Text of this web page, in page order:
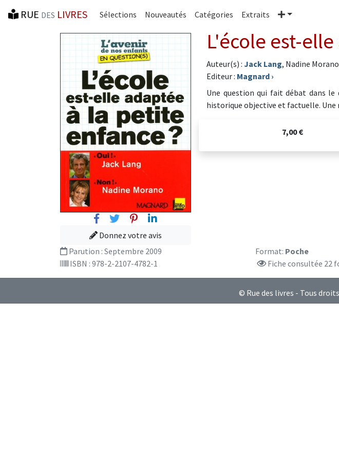
RUE DES LIVRES Sélections Nouveautés Catégories Extraits Plus
FacebookTwitterPinterest
Linkedin
Donnez votre avis
L'école est-
Auteur(s) : Jack Lang, Nadine Morano
Editeur : Magnard ›
Une question qui fait débat dans
historique objective et factuelle. Une
7,00 €
Parution : Septembre 2009 Format: Poche
ISBN : 978-2-2107-4782-1
Fiche consultée 22
© Rue des livres - Tous